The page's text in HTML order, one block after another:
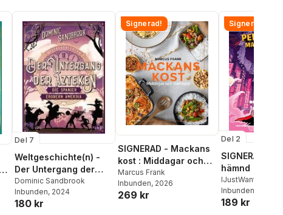
Del 7
Weltgeschichte(n) -
Der Untergang der
Azteken: Die Spanier
erobern Amerika
Dominic Sandbrook
Inbunden, 2024
180 kr
Signerad!
SIGNERAD - Mackans
kost : Middagar och
matlådor
Marcus Frank
Inbunden, 2026
269 kr
Signerad!
Del 2
SIGNERAD -
hämnd
Adolphson
Beer ,Victor Beer
Inbunden
189 kr